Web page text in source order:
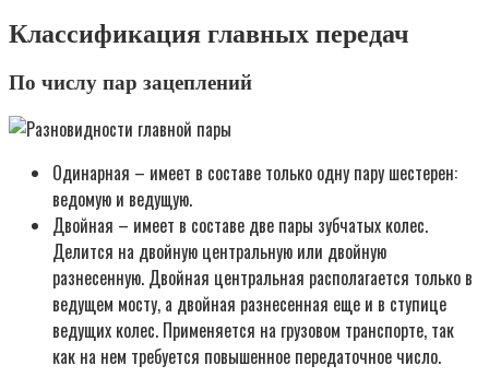
Классификация главных передач
По числу пар зацеплений
Одинарная – имеет в составе только одну пару шестерен:
ведомую и ведущую.
Двойная – имеет в составе две пары зубчатых колес.
Делится на двойную центральную или двойную
разнесенную. Двойная центральная располагается только в
ведущем мосту, а двойная разнесенная еще и в ступице
ведущих колес. Применяется на грузовом транспорте, так
как на нем требуется повышенное передаточное число.